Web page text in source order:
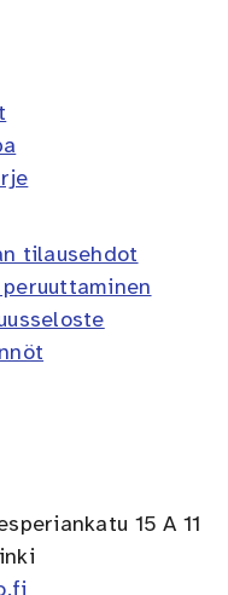
tilausehdot
15 A 11